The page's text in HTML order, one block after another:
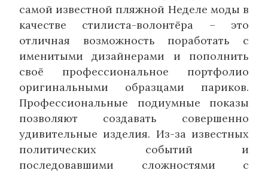
самой известной пляжной Неделе моды в
качестве стилиста-волонтёра – это
отличная возможность поработать с
именитыми дизайнерами и пополнить
своё профессиональное портфолио
оригинальными образцами париков.
Профессиональные подиумные показы
позволяют создавать совершенно
удивительные изделия. Из-за известных
политических событий и
последовавшими сложностями с